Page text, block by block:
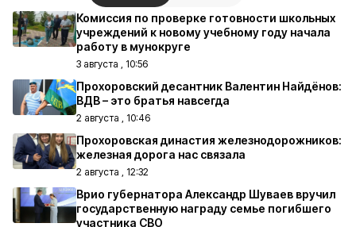
Комиссия по проверке готовности школьных
учреждений к новому учебному году начала
работу в мунокруге
3 августа , 10:56
Прохоровский десантник Валентин Найдёнов:
ВДВ – это братья навсегда
2 августа , 10:46
Прохоровская династия железнодорожников:
железная дорога нас связала
2 августа , 12:32
Врио губернатора Александр Шуваев вручил
государственную награду семье погибшего
участника СВО